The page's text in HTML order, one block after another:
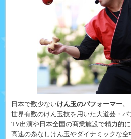
日本で数少ないけん玉のパフォーマー。
世界有数のけん玉技を用いた大道芸・パ
TV出演や日本全国の商業施設で精力的に
高速の糸なしけん玉やダイナミックな空